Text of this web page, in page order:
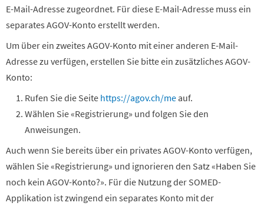
E-Mail-Adresse zugeordnet. Für diese E-Mail-Adresse muss ein
separates AGOV-Konto erstellt werden.
Um über ein zweites AGOV-Konto mit einer anderen E-Mail-
Adresse zu verfügen, erstellen Sie bitte ein zusätzliches AGOV-
Konto:
Rufen Sie die Seite https://agov.ch/me auf.
Wählen Sie «Registrierung» und folgen Sie den
Anweisungen.
Auch wenn Sie bereits über ein privates AGOV-Konto verfügen,
wählen Sie «Registrierung» und ignorieren den Satz «Haben Sie
noch kein AGOV-Konto?». Für die Nutzung der SOMED-
Applikation ist zwingend ein separates Konto mit der